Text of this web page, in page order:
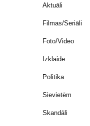
Aktuāli
Filmas/Seriāli
Foto/Video
Izklaide
Politika
Sievietēm
Skandāli